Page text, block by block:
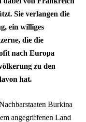
Sie verlangen die
ein williges
die die
nach Europa
zu den
hat.
Burkina
angegriffenen Land